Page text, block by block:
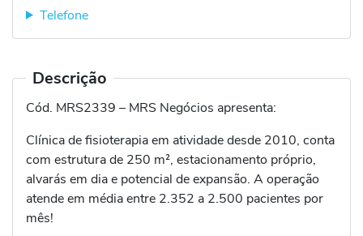
Telefone
Descrição
Cód. MRS2339 – MRS Negócios apresenta:
Clínica de fisioterapia em atividade desde 2010, conta
com estrutura de 250 m², estacionamento próprio,
alvarás em dia e potencial de expansão. A operação
atende em média entre 2.352 a 2.500 pacientes por
mês!